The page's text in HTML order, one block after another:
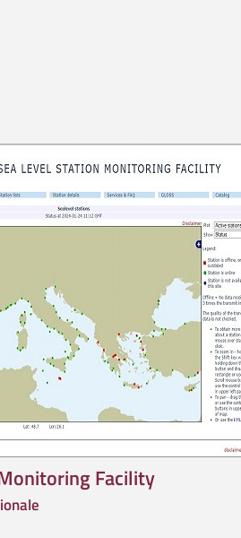
Facility